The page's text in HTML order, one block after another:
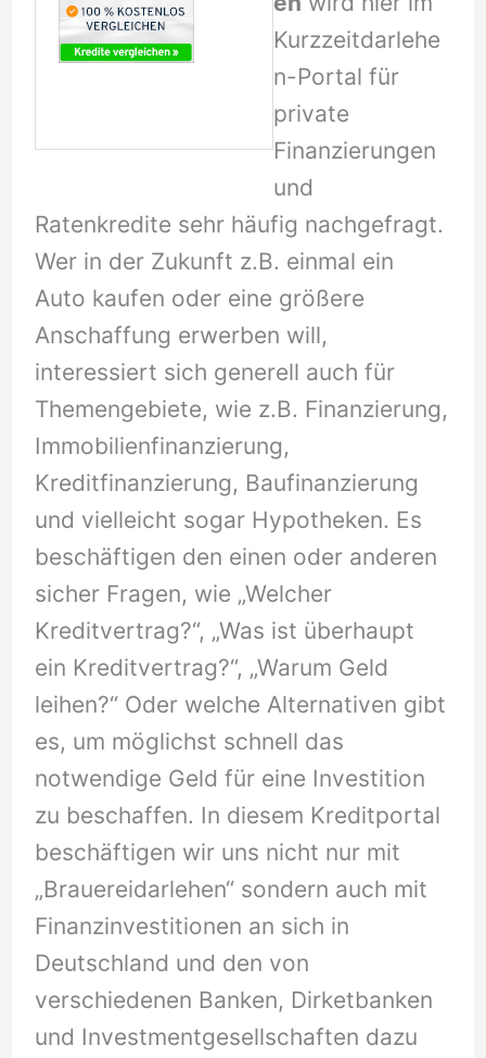
Kurzzeitdarlehe
n-Portal für
private
Finanzierungen
und
Ratenkredite sehr häufig nachgefragt.
Wer in der Zukunft z.B. einmal ein
Auto kaufen oder eine größere
Anschaffung erwerben will,
interessiert sich generell auch für
Themengebiete, wie z.B. Finanzierung,
Immobilienfinanzierung,
Kreditfinanzierung, Baufinanzierung
und vielleicht sogar Hypotheken. Es
beschäftigen den einen oder anderen
sicher Fragen, wie „Welcher
Kreditvertrag?“, „Was ist überhaupt
ein Kreditvertrag?“, „Warum Geld
leihen?“ Oder welche Alternativen gibt
es, um möglichst schnell das
notwendige Geld für eine Investition
zu beschaffen. In diesem Kreditportal
beschäftigen wir uns nicht nur mit
„Brauereidarlehen“ sondern auch mit
Finanzinvestitionen an sich in
Deutschland und den von
verschiedenen Banken, Dirketbanken
und Investmentgesellschaften dazu